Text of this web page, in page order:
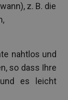
z. B. die
nahtlos und
so dass Ihre
es leicht